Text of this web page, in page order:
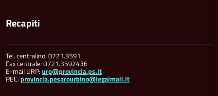
Recapiti
Tel. centralino: 0721.3591
Fax centrale: 0721.3592436
E-mail URP:urp@provincia.ps.it
PEC:provincia.pesarourbino@legalmail.it